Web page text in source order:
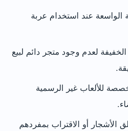
الواسعة عند استخدام عربة
لعدم وجود متجر دائم لبيع
للألعاب غير الرسمية
الأشجار أو الاقتراب بمفردهم